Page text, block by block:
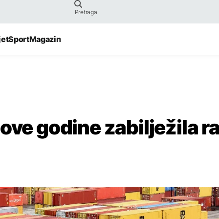
SportMagazin
godine zabilježila